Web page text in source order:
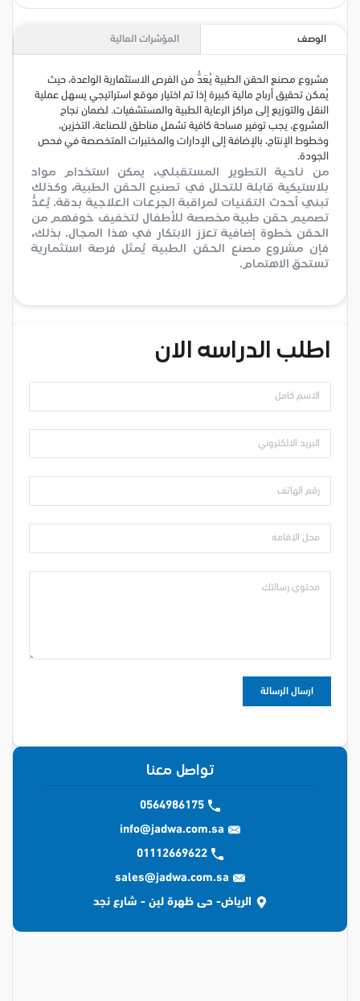
الوصف المؤشرات المالية
مشروع مصنع الحقن الطبية يُعَدُّ من الفرص الاستثمارية الواعدة، حيث
يُمكن تحقيق أرباح مالية كبيرة إذا تم اختيار موقع استراتيجي يسهل عملية
النقل والتوزيع إلى مراكز الرعاية الطبية والمستشفيات. لضمان نجاح
المشروع، يجب توفير مساحة كافية تشمل مناطق للصناعة، التخزين،
وخطوط الإنتاج، بالإضافة إلى الإدارات والمختبرات المتخصصة في فحص
الجودة.
من ناحية التطوير المستقبلي، يمكن استخدام مواد
بلاستيكية قابلة للتحلل في تصنيع الحقن الطبية، وكذلك
تبني أحدث التقنيات لمراقبة الجرعات العلاجية بدقة. يُعَدُّ
تصميم حقن طبية مخصصة للأطفال لتخفيف خوفهم من
الحقن خطوة إضافية تعزز الابتكار في هذا المجال. بذلك،
فإن مشروع مصنع الحقن الطبية يُمثل فرصة استثمارية
تستحق الاهتمام.
اطلب الدراسه الان
تواصل معنا
0564986175
info@jadwa.com.sa
01112669622
sales@jadwa.com.sa
الرياض- حى ظهرة لبن - شارع نجد